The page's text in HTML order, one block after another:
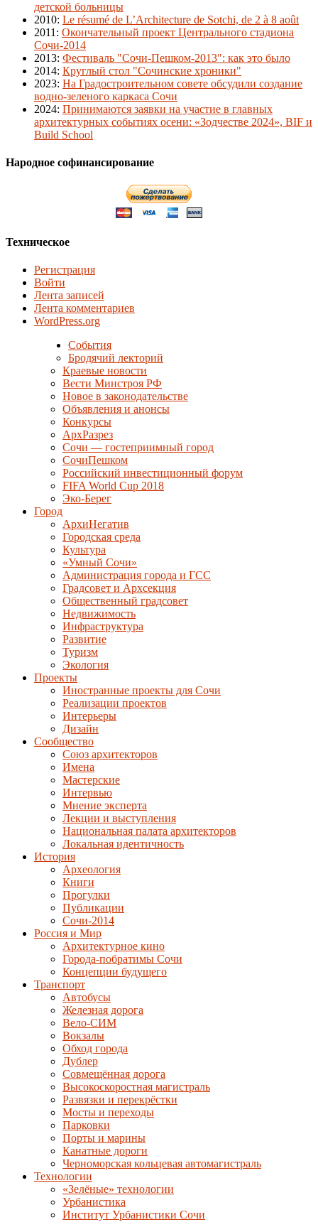
детской больницы
2010: Le résumé de L’Architecture de Sotchi, de 2 à 8 août
2011 : Окончательный проект Центрального стадиона
Сочи-2014
2013: Фестиваль "Сочи-Пешком-2013": как это было
2014: Круглый стол "Сочинские хроники"
2023: На Градостроительном совете обсудили создание
водно-зеленого каркаса Сочи
2024: Принимаются заявки на участие в главных
архитектурных событиях осени: «Зодчестве 2024», BIF и
Build School
Народное софинансирование
Техническое
Регистрация
Войти
Лента записей
Лента комментариев
WordPress.org
События
Бродячий лекторий
Краевые новости
Вести Минстроя РФ
Новое в законодательстве
Объявления и анонсы
Конкурсы
АрхРазрез
Сочи — гостеприимный город
СочиПешком
Российский инвестиционный форум
FIFA World Cup 2018
Эко-Берег
Город
АрхиНегатив
Городская среда
Культура
«Умный Сочи»
Администрация города и ГСС
Градсовет и Архсекция
Общественный градсовет
Недвижимость
Инфраструктура
Развитие
Туризм
Экология
Проекты
Иностранные проекты для Сочи
Реализации проектов
Интерьеры
Дизайн
Сообщество
Союз архитекторов
Имена
Мастерские
Интервью
Мнение эксперта
Лекции и выступления
Национальная палата архитекторов
Локальная идентичность
История
Археология
Книги
Прогулки
Публикации
Сочи-2014
Россия и Мир
Архитектурное кино
Города-побратимы Сочи
Концепции будущего
Транспорт
Автобусы
Железная дорога
Вело-СИМ
Вокзалы
Обход города
Дублер
Совмещённая дорога
Высокоскоростная магистраль
Развязки и перекрёстки
Мосты и переходы
Парковки
Порты и марины
Канатные дороги
Черноморская кольцевая автомагистраль
Технологии
«Зелёные» технологии
Урбанистика
Институт Урбанистики Сочи